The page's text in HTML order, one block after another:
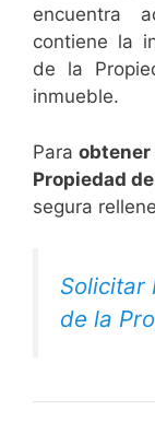
encuentra
contiene la
de la
inmueble.
Para obtener
Propiedad
segura
Solicitar
de la